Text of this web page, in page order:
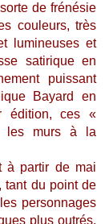
de frénésie
couleurs, très
lumineuses et
satirique en
puissant
Bayard en
édition, ces «
les murs à la
à partir de mai
tant du point de
personnages
plus outrés,